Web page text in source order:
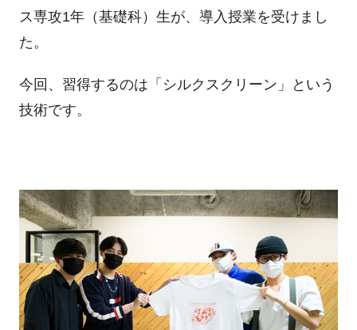
ス専攻1年（基礎科）生が、導入授業を受けまし
た。
今回、習得するのは「シルクスクリーン」という
技術です。